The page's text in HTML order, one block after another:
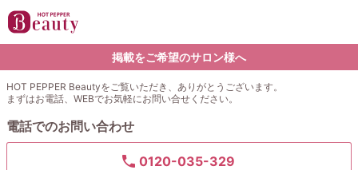
掲載をご希望のサロン様へ
HOT PEPPER Beautyをご覧いただき、ありがとうございます。
まずはお電話、WEBでお気軽にお問い合せください。
電話でのお問い合わせ
0120-035-329